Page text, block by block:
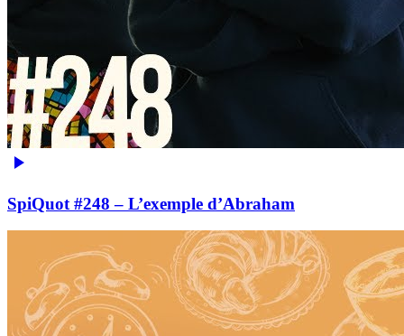
SpiQuot #248 – L’exemple d’Abraham